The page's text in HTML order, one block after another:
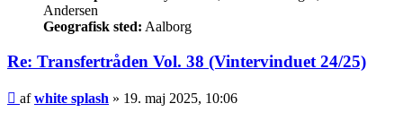
Andersen
Geografisk sted: Aalborg
Re: Transfertråden Vol. 38 (Vintervinduet 24/25)
Indlæg
afwhite splash » 19. maj 2025, 10:06